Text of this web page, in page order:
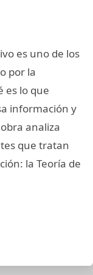
es uno de los
por la
es lo que
información y
analiza
que tratan
la Teoría de